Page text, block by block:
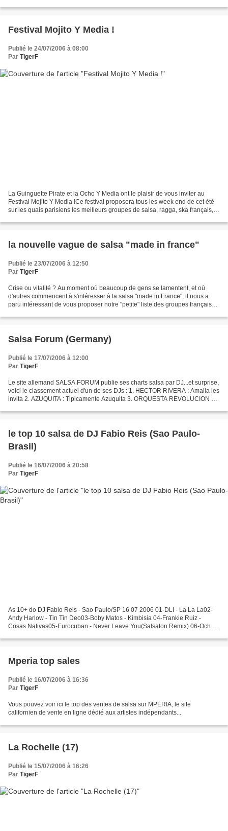
Festival Mojito Y Media !
Publié le 24/07/2006 à 08:00
Par TigerF
La Guinguette Pirate et la Ocho Y Media ont le plaisir de vous inviter au
Festival Mojito Y Media !Ce festival proposera tous les week end de cet été
sur les quais parisiens les meilleurs groupes de salsa, ragga, ska français, et
la nouvelle vague de salsa "made in france"
Publié le 23/07/2006 à 12:50
Par TigerF
Crise ou vitalité ? Au moment où beaucoup de gens se lamentent, et où
d'autres commencent à s'intéresser à la salsa "made in France", il nous a
paru intéressant de vous proposer notre "petite" liste des groupes français
Salsa Forum (Germany)
Publié le 17/07/2006 à 12:00
Par TigerF
Le site allemand SALSA FORUM publie ses charts salsa par DJ...et surprise,
voici le classement actuel d'un de ses DJs : 1. HECTOR RIVERA : Amalia les
invita 2. AZUQUITA : Tipicamente Azuquita 3. ORQUESTA REVOLUCION 70
le top 10 salsa de DJ Fabio Reis (Sao Paulo-
Brasil)
Publié le 16/07/2006 à 20:58
Par TigerF
As 10+ do DJ Fabio Reis - Sao Paulo/SP 16 07 2006 01-DLI - La La La02-
Andy Harlow - Tin Tin Deo03-Boby Matos - Kimbisia 04-Frankie Ruiz -
Cosas Nativas05-Eurocuban - Never Leave You(Salsaton Remix) 06-Ocho y
Mperia top sales
Publié le 16/07/2006 à 16:36
Par TigerF
Vous pouvez voir ici le top des ventes de salsa sur MPERIA, le site
californien de vente en ligne dédié aux artistes indépendants...
La Rochelle (17)
Publié le 15/07/2006 à 16:26
Par TigerF